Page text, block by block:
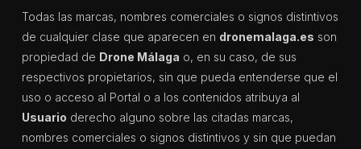
Todas las marcas, nombres comerciales o signos distintivos
de cualquier clase que aparecen en dronemalaga.es son
propiedad de Drone Málaga o, en su caso, de sus
respectivos propietarios, sin que pueda entenderse que el
uso o acceso al Portal o a los contenidos atribuya al
Usuario derecho alguno sobre las citadas marcas,
nombres comerciales o signos distintivos y sin que puedan